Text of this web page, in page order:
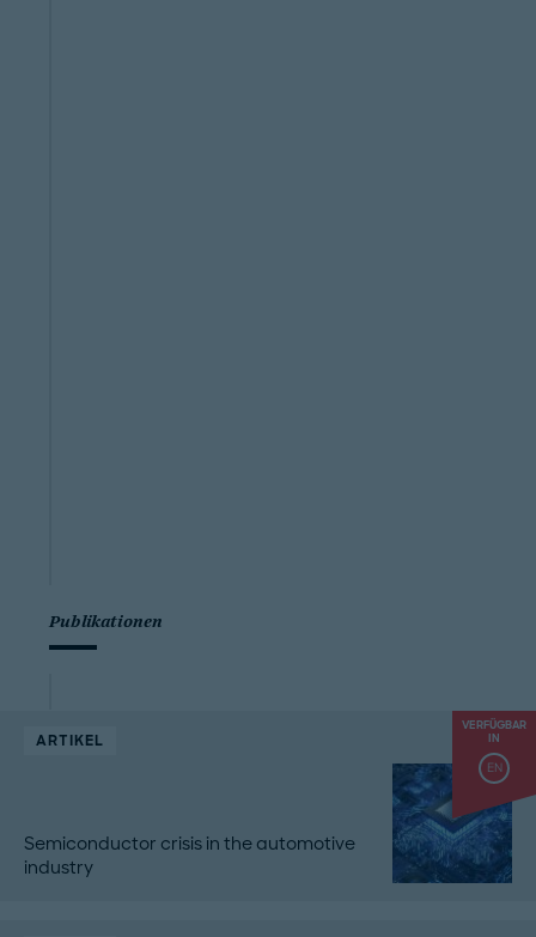
Publikationen
VERFÜGBAR
IN
EN
ARTIKEL
Semiconductor crisis in the automotive
industry